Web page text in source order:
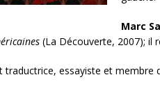
Marc
(La Découverte, 2007); il
traductrice, essayiste et membre